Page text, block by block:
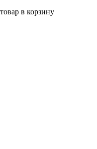
в корзину